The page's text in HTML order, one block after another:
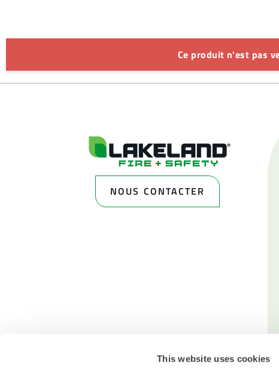
This website uses cookies
Ce produit n'est pas
NOUS CONTACTER